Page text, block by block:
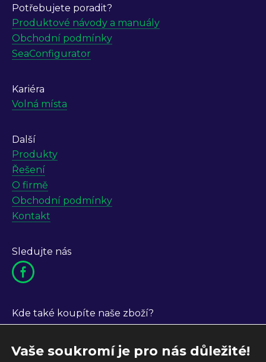
Potřebujete poradit?
Produktové návody a manuály
Obchodní podmínky
SeaConfigurator
Kariéra
Volná místa
Další
Produkty
Řešení
O firmě
Obchodní podmínky
Kontakt
Sledujte nás
Kde také koupíte naše zboží?
Vaše soukromí je pro nás důležité!